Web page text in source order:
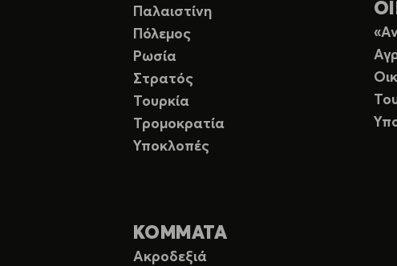
Παλαιστίνη
Πόλεμος
Ρωσία
Στρατός
Τουρκία
Τρομοκρατία
Υποκλοπές
ΚΟΜΜΑΤΑ
Ακροδεξιά